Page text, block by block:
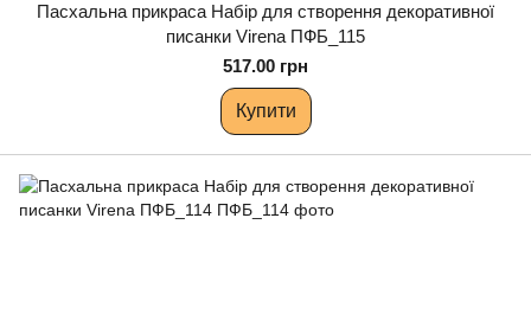
Пасхальна прикраса Набір для створення декоративної
писанки Virena ПФБ_115
517.00 грн
Купити